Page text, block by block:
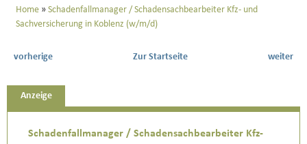
Home
Schadenfallmanager / Schadensachbearbeiter Kfz- und
Sachversicherung in Koblenz (w/m/d)
vorherige Zur Startseite weiter
Anzeige
Schadenfallmanager / Schadensachbearbeiter Kfz-